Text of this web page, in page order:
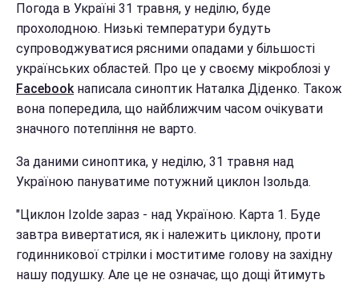
Погода в Україні 31 травня, у неділю, буде
прохолодною. Низькі температури будуть
супроводжуватися рясними опадами у більшості
українських областей. Про це у своєму мікроблозі у
Facebookнаписала синоптик Наталка Діденко. Також
вона попередила, що найближчим часом очікувати
значного потепління не варто.
За даними синоптика, у неділю, 31 травня над
Україною пануватиме потужний циклон Ізольда.
"Циклон Izolde зараз - над Україною. Карта 1. Буде
завтра вивертатися, як і належить циклону, проти
годинникової стрілки і моститиме голову на західну
нашу подушку. Але це не означає, що дощі йтимуть